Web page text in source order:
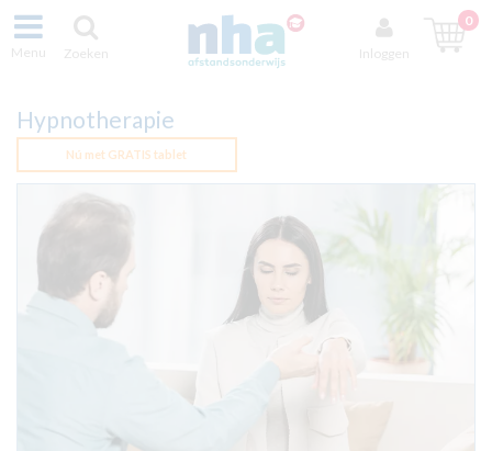
Menu Zoeken Inloggen
0
Hypnotherapie
Nú met GRATIS tablet